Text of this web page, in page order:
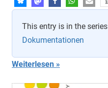
This entry is in the series
Dokumentationen
Weiterlesen